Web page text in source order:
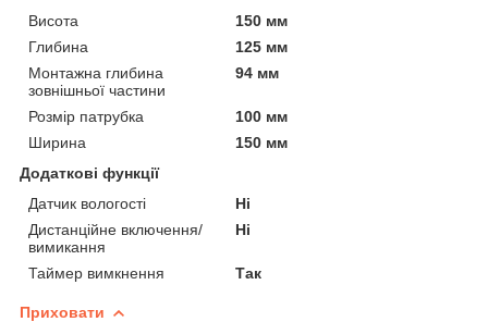
Висота
150 мм
Глибина
125 мм
Монтажна глибина
зовнішньої частини
94 мм
Розмір патрубка
100 мм
Ширина
150 мм
Додаткові функції
Датчик вологості
Ні
Дистанційне включення/
вимикання
Ні
Таймер вимкнення Так
Приховати